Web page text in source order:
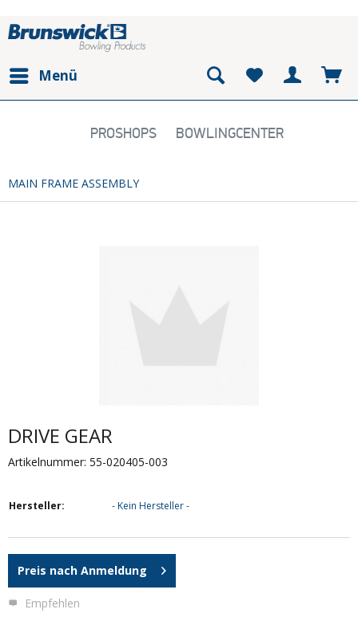
Menü
PROSHOPS BOWLINGCENTER
MAIN FRAME ASSEMBLY
DRIVE GEAR
Artikelnummer: 55-020405-003
Hersteller: - Kein Hersteller -
Preis nach Anmeldung
Empfehlen